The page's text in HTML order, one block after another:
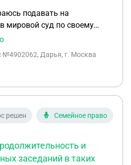
мировой суд по своему
несовершеннолетних
прописка постоянная и
заявление увидела что
его прописку. Примут ли иск
№4902062, Дарья, г. Москва
решен Семейное право
и
заседаний в таких